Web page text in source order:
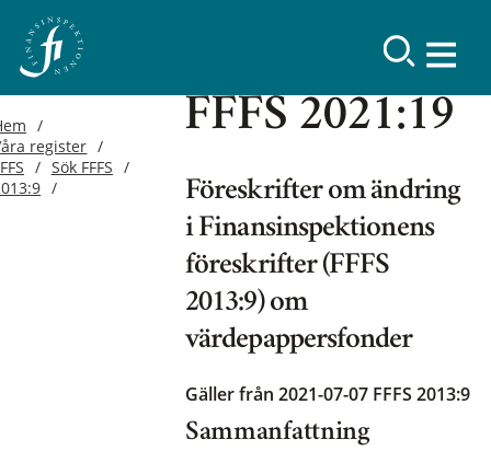
register
Sök FFFS
FFFS 2021:19
Föreskrifter om ändring
i Finansinspektionens
föreskrifter (FFFS
2013:9) om
värdepappersfonder
Gäller från 2021-07-07 FFFS 2013:9
Sammanfattning